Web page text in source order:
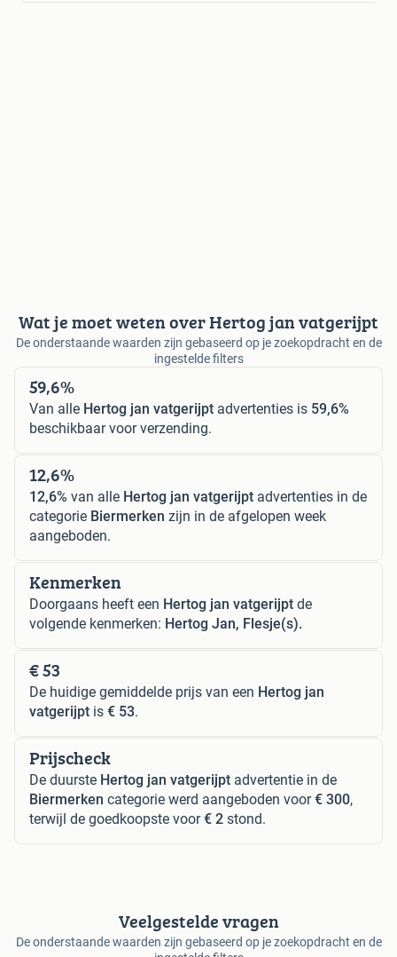
Wat je moet weten over Hertog jan vatgerijpt
De onderstaande waarden zijn gebaseerd op je zoekopdracht en de
ingestelde filters
59,6%
Van alle Hertog jan vatgerijpt advertenties is 59,6%
beschikbaar voor verzending.
12,6%
12,6% van alle Hertog jan vatgerijpt advertenties in de
categorie Biermerken zijn in de afgelopen week
aangeboden.
Kenmerken
Doorgaans heeft een Hertog jan vatgerijpt de
volgende kenmerken: Hertog Jan, Flesje(s).
€ 53
De huidige gemiddelde prijs van een Hertog jan
vatgerijpt is € 53.
Prijscheck
De duurste Hertog jan vatgerijpt advertentie in de
Biermerken categorie werd aangeboden voor€ 300,
terwijl de goedkoopste voor€ 2 stond.
Veelgestelde vragen
De onderstaande waarden zijn gebaseerd op je zoekopdracht en de